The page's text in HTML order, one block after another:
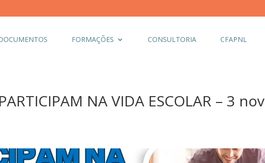
FORMAÇÕES CONSULTORIA CFAPNL
NA VIDA ESCOLAR – 3 nov